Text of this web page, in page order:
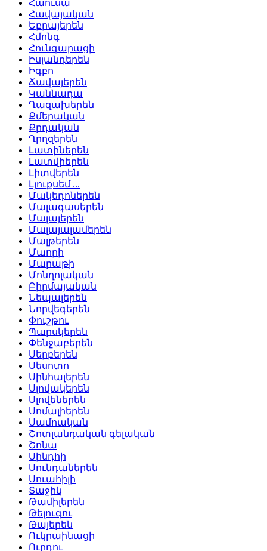
Հաուսա
Հավայական
Եբրայերեն
Հմոնգ
Հունգարացի
Իսլանդերեն
Իգբո
Ճավայերեն
Կաննադա
Ղազախերեն
Քմերական
Քրդական
Ղրղզերեն
Լատիներեն
Լատվիերեն
Լիտվերեն
Լյուքսեմ ...
Մակեդոներեն
Մալագասերեն
Մալայերեն
Մալայալամերեն
Մալթերեն
Մաորի
Մարաթի
Մոնղոլական
Բիրմայական
Նեպալերեն
Նորվեգերեն
Փուշթու
Պարսկերեն
Փենջաբերեն
Սերբերեն
Սեսոտո
Սինհալերեն
Սլովակերեն
Սլովեներեն
Սոմալիերեն
Սամոական
Շոտլանդական գելական
Շոնա
Սինդհի
Սունդաներեն
Սուահիլի
Տաջիկ
Թամիլերեն
Թելուգու
Թայերեն
Ուկրաինացի
Ուրդու